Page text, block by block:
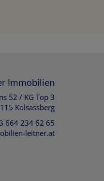
Immobilien
52 / KG Top 3
Kolsassberg
664 234 62 65
leitner.at